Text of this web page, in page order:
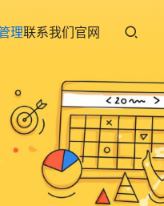
理联系我们官网